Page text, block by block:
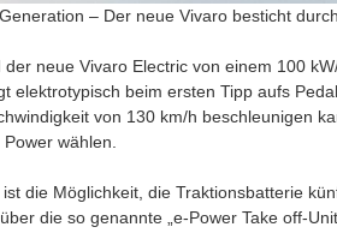
– Der neue Vivaro besticht
neue Vivaro Electric von einem 100
elektrotypisch beim ersten Tipp aufs
von 130 km/h beschleunigen
wählen.
die Möglichkeit, die Traktionsbatterie
die so genannte „e‑Power Take off-